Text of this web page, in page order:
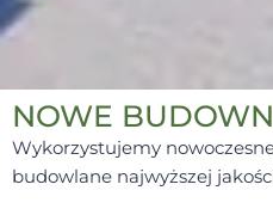
NOWE
Wykorzystujemy
budowlane najwyższej